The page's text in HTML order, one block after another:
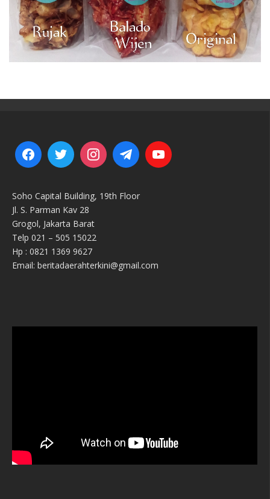
Soho Capital Building, 19th Floor
Jl. S. Parman Kav 28
Grogol, Jakarta Barat
Telp 021 – 505 15022
Hp : 0821 1369 9627
Email: beritadaerahterkini@gmail.com